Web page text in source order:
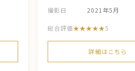
撮影日
2021年5月
総合評価 5
詳細はこちら